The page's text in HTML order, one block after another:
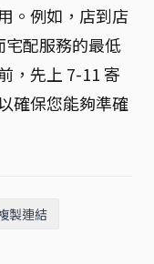
。例如，店到店
宅配服務的最低
，先上 7-11 寄
確保您能夠準確
製連結